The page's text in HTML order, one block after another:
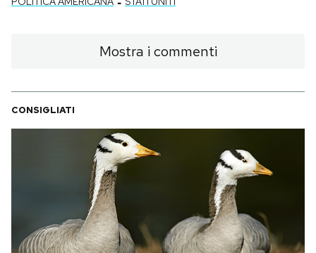
Mostra i commenti
CONSIGLIATI